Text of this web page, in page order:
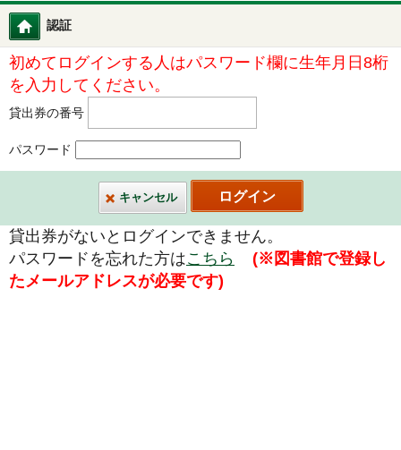
認証
図書館ホーム
初めてログインする人はパスワード欄に生年月日8桁
を入力してください。
貸出券の番号
パスワード
キャンセル
貸出券がないとログインできません。
パスワードを忘れた方はこちら
(※図書館で登録し
たメールアドレスが必要です)